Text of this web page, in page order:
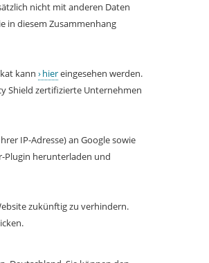
nicht mit anderen Daten
in diesem Zusammenhang
kann hiereingesehen werden.
Shield zertifizierte Unternehmen
IP-Adresse) an Google sowie
Plugin herunterladen und
zukünftig zu verhindern.